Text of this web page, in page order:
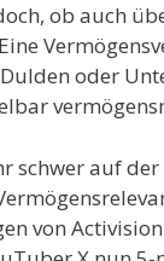
ob auch
oder
schwer auf der
von